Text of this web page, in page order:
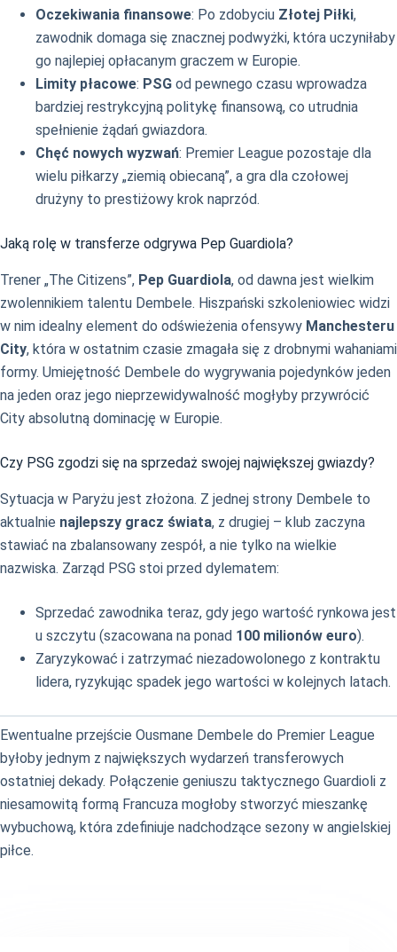
Oczekiwania finansowe: Po zdobyciu Złotej Piłki,
zawodnik domaga się znacznej podwyżki, która uczyniłaby
go najlepiej opłacanym graczem w Europie.
Limity płacowe: PSG od pewnego czasu wprowadza
bardziej restrykcyjną politykę finansową, co utrudnia
spełnienie żądań gwiazdora.
Chęć nowych wyzwań: Premier League pozostaje dla
wielu piłkarzy „ziemią obiecaną”, a gra dla czołowej
drużyny to prestiżowy krok naprzód.
Jaką rolę w transferze odgrywa Pep Guardiola?
Trener „The Citizens”, Pep Guardiola, od dawna jest wielkim
zwolennikiem talentu Dembele. Hiszpański szkoleniowiec widzi
w nim idealny element do odświeżenia ofensywy Manchesteru
City, która w ostatnim czasie zmagała się z drobnymi wahaniami
formy. Umiejętność Dembele do wygrywania pojedynków jeden
na jeden oraz jego nieprzewidywalność mogłyby przywrócić
City absolutną dominację w Europie.
Czy PSG zgodzi się na sprzedaż swojej największej gwiazdy?
Sytuacja w Paryżu jest złożona. Z jednej strony Dembele to
aktualnie najlepszy gracz świata, z drugiej – klub zaczyna
stawiać na zbalansowany zespół, a nie tylko na wielkie
nazwiska. Zarząd PSG stoi przed dylematem:
Sprzedać zawodnika teraz, gdy jego wartość rynkowa jest
u szczytu (szacowana na ponad 100 milionów euro).
Zaryzykować i zatrzymać niezadowolonego z kontraktu
lidera, ryzykując spadek jego wartości w kolejnych latach.
Ewentualne przejście Ousmane Dembele do Premier League
byłoby jednym z największych wydarzeń transferowych
ostatniej dekady. Połączenie geniuszu taktycznego Guardioli z
niesamowitą formą Francuza mogłoby stworzyć mieszankę
wybuchową, która zdefiniuje nadchodzące sezony w angielskiej
piłce.